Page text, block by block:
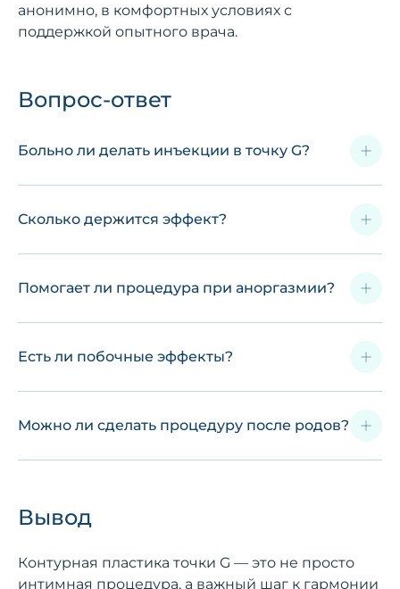
анонимно, в комфортных условиях с
поддержкой опытного врача.
Вопрос-ответ
Больно ли делать инъекции в точку G?
Сколько держится эффект?
Помогает ли процедура при аноргазмии?
Есть ли побочные эффекты?
Можно ли сделать процедуру после родов?
Вывод
Контурная пластика точки G — это не просто
интимная процедура, а важный шаг к гармонии